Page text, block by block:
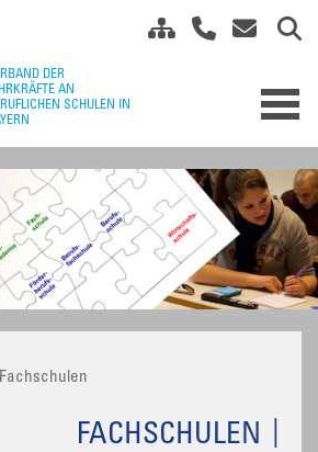
Fachschulen
FACHSCHULEN